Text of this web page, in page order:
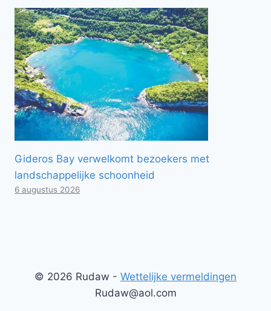
Gideros Bay verwelkomt bezoekers met
landschappelijke schoonheid
6 augustus 2026
© 2026 Rudaw - Wettelijke vermeldingen
Rudaw@aol.com